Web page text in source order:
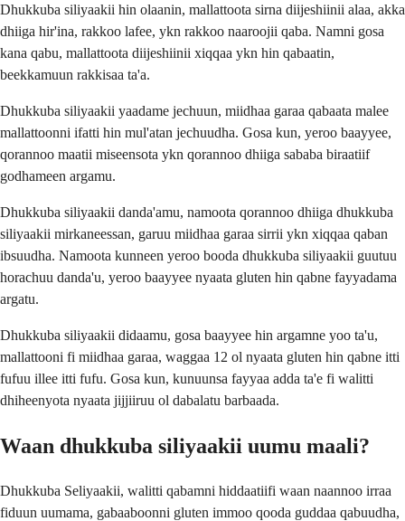
Dhukkuba siliyaakii hin olaanin, mallattoota sirna diijeshiinii alaa, akka
dhiiga hir'ina, rakkoo lafee, ykn rakkoo naaroojii qaba. Namni gosa
kana qabu, mallattoota diijeshiinii xiqqaa ykn hin qabaatin,
beekkamuun rakkisaa ta'a.
Dhukkuba siliyaakii yaadame jechuun, miidhaa garaa qabaata malee
mallattoonni ifatti hin mul'atan jechuudha. Gosa kun, yeroo baayyee,
qorannoo maatii miseensota ykn qorannoo dhiiga sababa biraatiif
godhameen argamu.
Dhukkuba siliyaakii danda'amu, namoota qorannoo dhiiga dhukkuba
siliyaakii mirkaneessan, garuu miidhaa garaa sirrii ykn xiqqaa qaban
ibsuudha. Namoota kunneen yeroo booda dhukkuba siliyaakii guutuu
horachuu danda'u, yeroo baayyee nyaata gluten hin qabne fayyadama
argatu.
Dhukkuba siliyaakii didaamu, gosa baayyee hin argamne yoo ta'u,
mallattooni fi miidhaa garaa, waggaa 12 ol nyaata gluten hin qabne itti
fufuu illee itti fufu. Gosa kun, kunuunsa fayyaa adda ta'e fi walitti
dhiheenyota nyaata jijjiiruu ol dabalatu barbaada.
Waan dhukkuba siliyaakii uumu maali?
Dhukkuba Seliyaakii, walitti qabamni hiddaatiifi waan naannoo irraa
fiduun uumama, gabaaboonni gluten immoo qooda guddaa qabuudha,